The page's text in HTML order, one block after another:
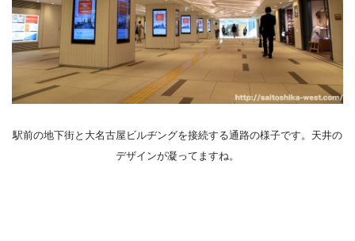
駅前の地下街と大名古屋ビルヂングを接続する通路の様子です。天井の
デザインが凝ってますね。